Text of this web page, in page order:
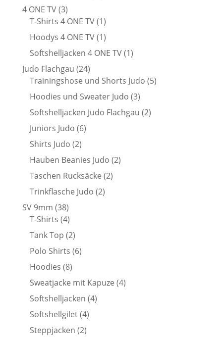
4 ONE TV 33
Produkte
T-Shirts 4 ONE TV 11
Produkt
Hoodys 4 ONE TV 11
Produkt
Softshelljacken 4 ONE TV 11
Judo Flachgau 2424
Produkte
Trainingshose und Shorts Judo 55
Hoodies und Sweater Judo 33
Produkte
Softshelljacken Judo Flachgau 22
Juniors Judo 66
Shirts Judo 22
Produkte
Hauben Beanies Judo 22
Taschen Rucksäcke 22
Trinkflasche Judo 22
SV 9mm 3838
Produkte
T-Shirts 44
Produkte
Tank Top 22
Produkte
Polo Shirts 66
Hoodies 88
Produkte
Sweatjacke mit Kapuze 44
Softshelljacken 44
Softshellgilet 44
Steppjacken 22